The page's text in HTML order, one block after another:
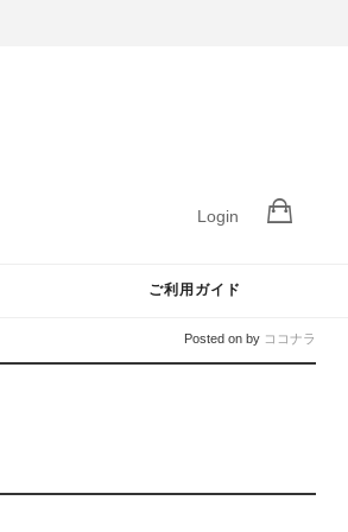
Login
ご利用ガイド
Posted on by ココナラ